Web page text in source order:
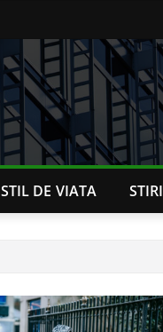
STIL DE VIATA STIRI